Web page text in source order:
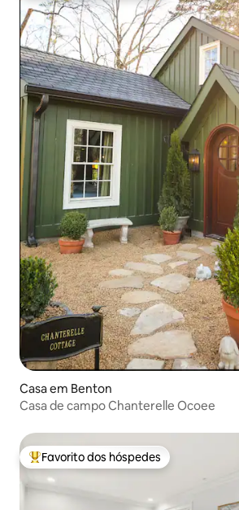
Casa em Benton
Casa de campo Chanterelle Ocoee
Favoritos dos hóspedes mais apreciados
Favorito dos hóspedes